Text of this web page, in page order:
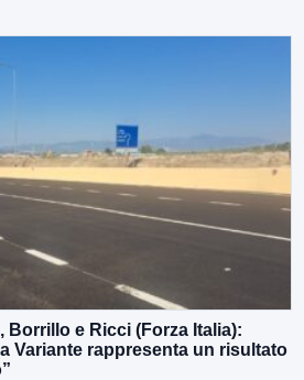
Borrillo e Ricci (Forza Italia):
Variante rappresenta un risultato